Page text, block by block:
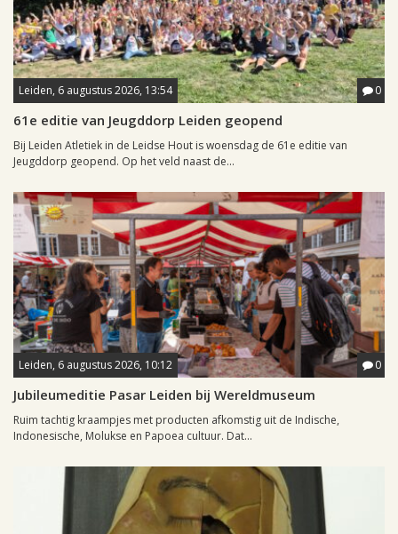
Leiden, 6 augustus 2026, 13:54 0
61e editie van Jeugddorp Leiden geopend
Bij Leiden Atletiek in de Leidse Hout is woensdag de 61e editie van
Jeugddorp geopend. Op het veld naast de...
Leiden, 6 augustus 2026, 10:12 0
Jubileumeditie Pasar Leiden bij Wereldmuseum
Ruim tachtig kraampjes met producten afkomstig uit de Indische,
Indonesische, Molukse en Papoea cultuur. Dat...